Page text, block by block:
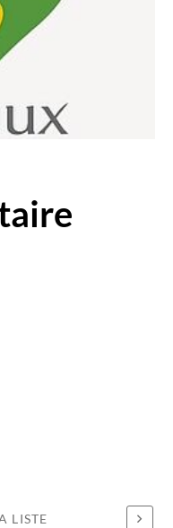
LISTE